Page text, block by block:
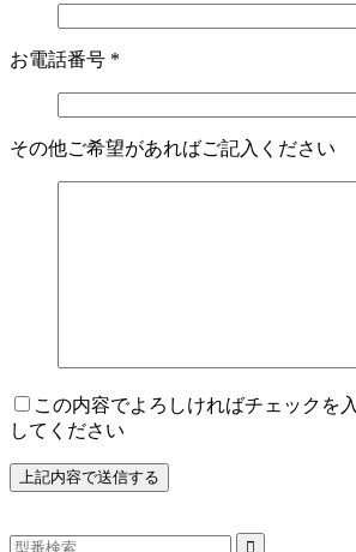
お電話番号 *
その他ご希望があればご記入ください
この内容でよろしければチェックを
してください